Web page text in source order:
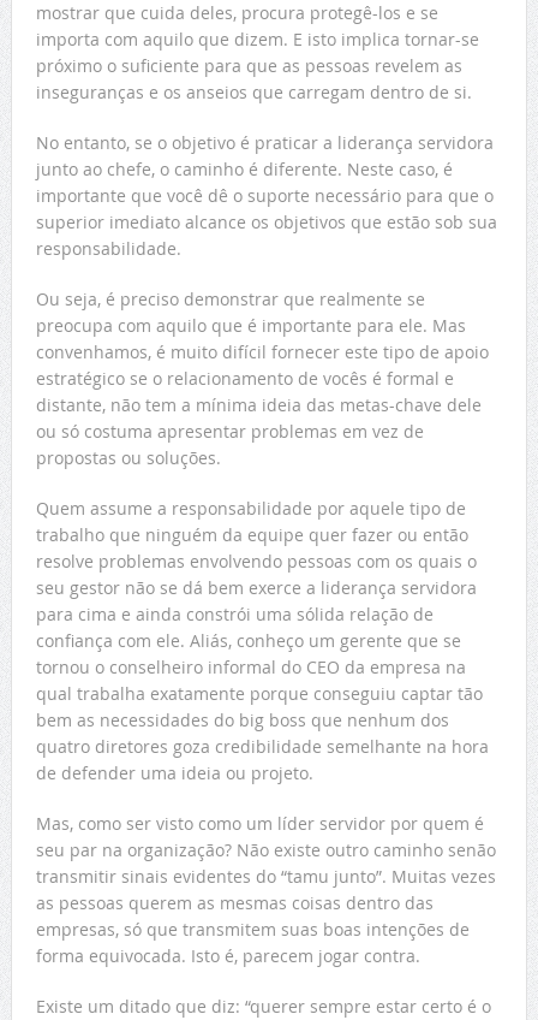
mostrar que cuida deles, procura protegê-los e se
importa com aquilo que dizem. E isto implica tornar-se
próximo o suficiente para que as pessoas revelem as
inseguranças e os anseios que carregam dentro de si.
No entanto, se o objetivo é praticar a liderança servidora
junto ao chefe, o caminho é diferente. Neste caso, é
importante que você dê o suporte necessário para que o
superior imediato alcance os objetivos que estão sob sua
responsabilidade.
Ou seja, é preciso demonstrar que realmente se
preocupa com aquilo que é importante para ele. Mas
convenhamos, é muito difícil fornecer este tipo de apoio
estratégico se o relacionamento de vocês é formal e
distante, não tem a mínima ideia das metas-chave dele
ou só costuma apresentar problemas em vez de
propostas ou soluções.
Quem assume a responsabilidade por aquele tipo de
trabalho que ninguém da equipe quer fazer ou então
resolve problemas envolvendo pessoas com os quais o
seu gestor não se dá bem exerce a liderança servidora
para cima e ainda constrói uma sólida relação de
confiança com ele. Aliás, conheço um gerente que se
tornou o conselheiro informal do CEO da empresa na
qual trabalha exatamente porque conseguiu captar tão
bem as necessidades do big boss que nenhum dos
quatro diretores goza credibilidade semelhante na hora
de defender uma ideia ou projeto.
Mas, como ser visto como um líder servidor por quem é
seu par na organização? Não existe outro caminho senão
transmitir sinais evidentes do “tamu junto”. Muitas vezes
as pessoas querem as mesmas coisas dentro das
empresas, só que transmitem suas boas intenções de
forma equivocada. Isto é, parecem jogar contra.
Existe um ditado que diz: “querer sempre estar certo é o